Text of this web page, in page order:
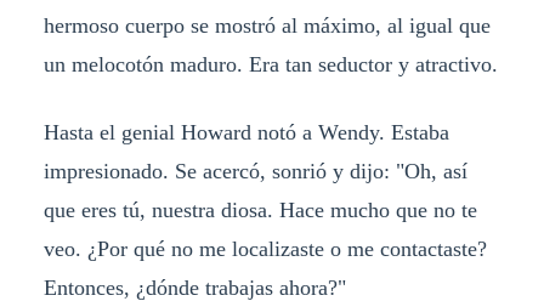
hermoso cuerpo se mostró al máximo, al igual que
un melocotón maduro. Era tan seductor y atractivo.
Hasta el genial Howard notó a Wendy. Estaba
impresionado. Se acercó, sonrió y dijo: "Oh, así
que eres tú, nuestra diosa. Hace mucho que no te
veo. ¿Por qué no me localizaste o me contactaste?
Entonces, ¿dónde trabajas ahora?"